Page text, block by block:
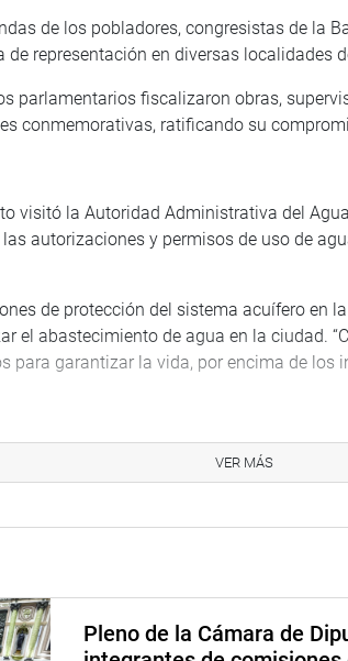
de los pobladores, congresistas de la
representación en diversas localidades
parlamentarios fiscalizaron obras,
conmemorativas, ratificando su
visitó la Autoridad Administrativa del
autorizaciones y permisos de uso de
de protección del sistema acuífero en
el abastecimiento de agua en la ciudad.
para garantizar la vida, por encima de los
participó en una asamblea pública
de la carretera Pampa Puquio-
se comprometió a subsanar
de 30 días, mientras que la empresa
VER MÁS
Pleno de la Cámara de